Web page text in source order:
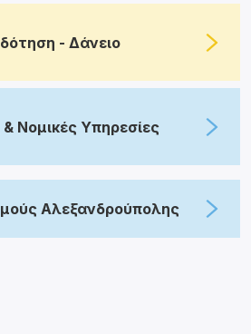
- Δάνειο
& Νομικές Υπηρεσίες
Αλεξανδρούπολης